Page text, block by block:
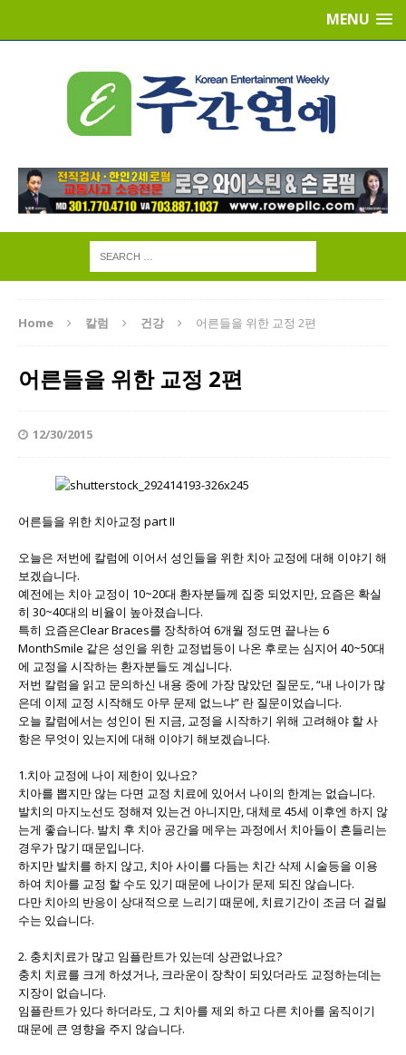
MENU
Home 칼럼 건강 어른들을 위한 교정 2편
어른들을 위한 교정 2편
12/30/2015
어른들을 위한 치아교정 part II
오늘은 저번에 칼럼에 이어서 성인들을 위한 치아 교정에 대해 이야기 해
보겠습니다.
예전에는 치아 교정이 10~20대 환자분들께 집중 되었지만, 요즘은 확실
히 30~40대의 비율이 높아졌습니다.
특히 요즘은Clear Braces를 장착하여 6개월 정도면 끝나는 6
MonthSmile 같은 성인을 위한 교정법등이 나온 후로는 심지어 40~50대
에 교정을 시작하는 환자분들도 계십니다.
저번 칼럼을 읽고 문의하신 내용 중에 가장 많았던 질문도, “내 나이가 많
은데 이제 교정 시작해도 아무 문제 없느냐” 란 질문이었습니다.
오늘 칼럼에서는 성인이 된 지금, 교정을 시작하기 위해 고려해야 할 사
항은 무엇이 있는지에 대해 이야기 해보겠습니다.
1.치아 교정에 나이 제한이 있나요?
치아를 뽑지만 않는 다면 교정 치료에 있어서 나이의 한계는 없습니다.
발치의 마지노선도 정해져 있는건 아니지만, 대체로 45세 이후엔 하지 않
는게 좋습니다. 발치 후 치아 공간을 메우는 과정에서 치아들이 흔들리는
경우가 많기 때문입니다.
하지만 발치를 하지 않고, 치아 사이를 다듬는 치간 삭제 시술등을 이용
하여 치아를 교정 할 수도 있기 때문에 나이가 문제 되진 않습니다.
다만 치아의 반응이 상대적으로 느리기 때문에, 치료기간이 조금 더 걸릴
수는 있습니다.
2. 충치치료가 많고 임플란트가 있는데 상관없나요?
충치 치료를 크게 하셨거나, 크라운이 장착이 되있더라도 교정하는데는
지장이 없습니다.
임플란트가 있다 하더라도, 그 치아를 제외 하고 다른 치아를 움직이기
때문에 큰 영향을 주지 않습니다.